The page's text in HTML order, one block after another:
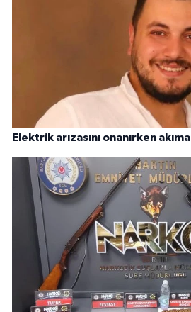
Elektrik arızasını onanırken